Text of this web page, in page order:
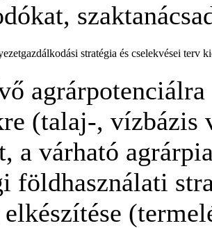
stratégia és cselekvései terv
(talaj-, vízbázis
a várható
földhasználati